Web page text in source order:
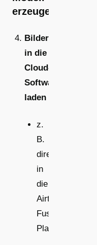
erzeugen
Bilder
in die
Cloud-
Software
laden
z.
B.
direkt
in
die
Airteam
Fusion
Plattform.